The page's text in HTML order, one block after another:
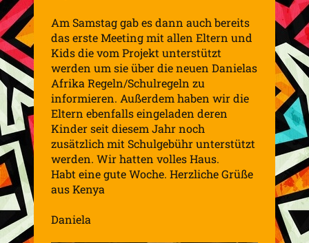
Am Samstag gab es dann auch bereits
das erste Meeting mit allen Eltern und
Kids die vom Projekt unterstützt
werden um sie über die neuen Danielas
Afrika Regeln/Schulregeln zu
informieren. Außerdem haben wir die
Eltern ebenfalls eingeladen deren
Kinder seit diesem Jahr noch
zusätzlich mit Schulgebühr unterstützt
werden. Wir hatten volles Haus.
Habt eine gute Woche. Herzliche Grüße
aus Kenya
Daniela